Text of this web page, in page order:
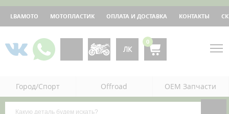
LBAMOTO МОТОПЛАСТИК ОПЛАТА И ДОСТАВКА КОНТАКТЫ
ЛК
0
Город/Спорт Offroad OEM Запчасти